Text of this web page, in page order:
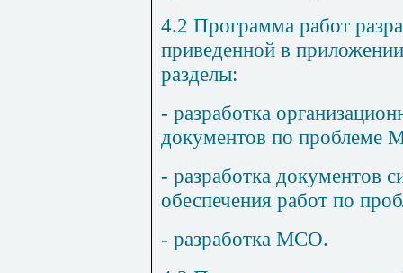
4.2 Программа работ
приведенной в
разделы:
- разработка
документов по проблеме
- разработка документов
обеспечения работ по
- разработка МСО.